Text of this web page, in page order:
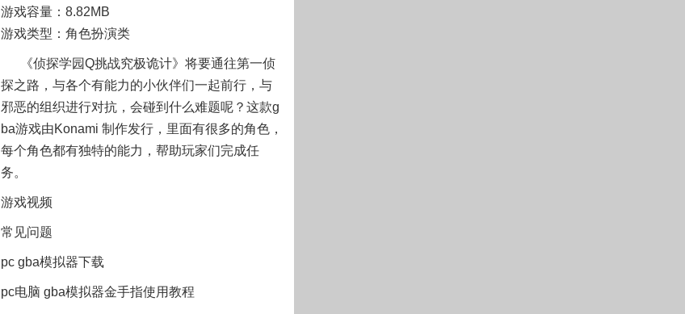
游戏容量：8.82MB
游戏类型：角色扮演类
《侦探学园Q挑战究极诡计》将要通往第一侦
探之路，与各个有能力的小伙伴们一起前行，与
邪恶的组织进行对抗，会碰到什么难题呢？这款g
ba游戏由Konami 制作发行，里面有很多的角色，
每个角色都有独特的能力，帮助玩家们完成任
务。
游戏视频
常见问题
pc gba模拟器下载
pc电脑 gba模拟器金手指使用教程